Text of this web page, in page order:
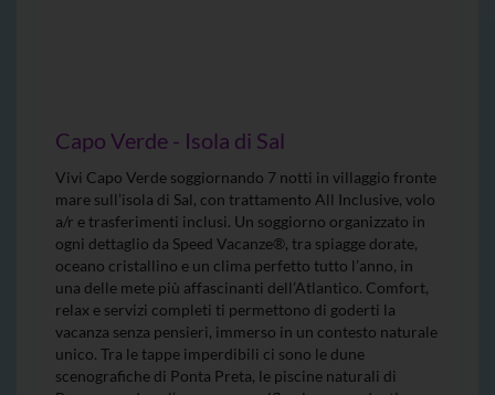
Capo Verde - Isola di Sal
Vivi Capo Verde soggiornando 7 notti in villaggio fronte
mare sull’isola di Sal, con trattamento All Inclusive, volo
a/r e trasferimenti inclusi. Un soggiorno organizzato in
ogni dettaglio da Speed Vacanze®, tra spiagge dorate,
oceano cristallino e un clima perfetto tutto l’anno, in
una delle mete più affascinanti dell’Atlantico. Comfort,
relax e servizi completi ti permettono di goderti la
vacanza senza pensieri, immerso in un contesto naturale
unico. Tra le tappe imperdibili ci sono le dune
scenografiche di Ponta Preta, le piscine naturali di